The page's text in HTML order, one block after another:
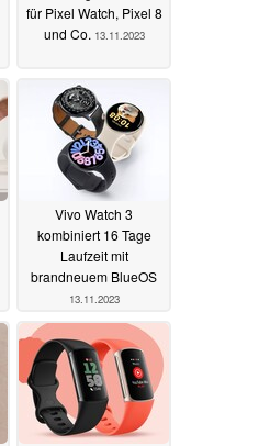
für Pixel Watch, Pixel 8
und Co. 13.11.2023
Vivo Watch 3
kombiniert 16 Tage
Laufzeit mit
brandneuem BlueOS
13.11.2023